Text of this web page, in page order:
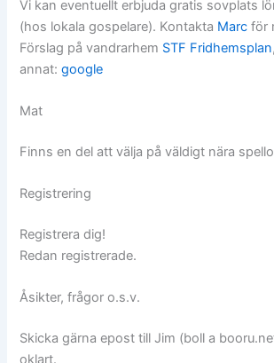
Vi kan eventuellt erbjuda gratis sovplats
(hos lokala gospelare). Kontakta Marc för
Förslag på vandrarhem STF Fridhemsplan
annat:google
Mat
Finns en del att välja på väldigt nära
Registrering
Registrera dig!
Redan registrerade.
Åsikter, frågor o.s.v.
Skicka gärna epost till Jim (boll a
oklart.